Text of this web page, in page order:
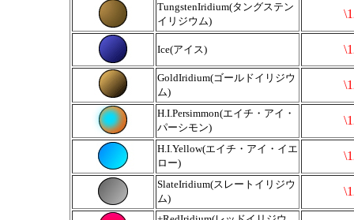
TungstenIridium(タングステン
イリジウム)
Ice(アイス)
GoldIridium(ゴールドイリジウ
ム)
H.I.Persimmon(エイチ・アイ・
パーシモン)
H.I.Yellow(エイチ・アイ・イエ
ロー)
SlateIridium(スレートイリジウ
ム)